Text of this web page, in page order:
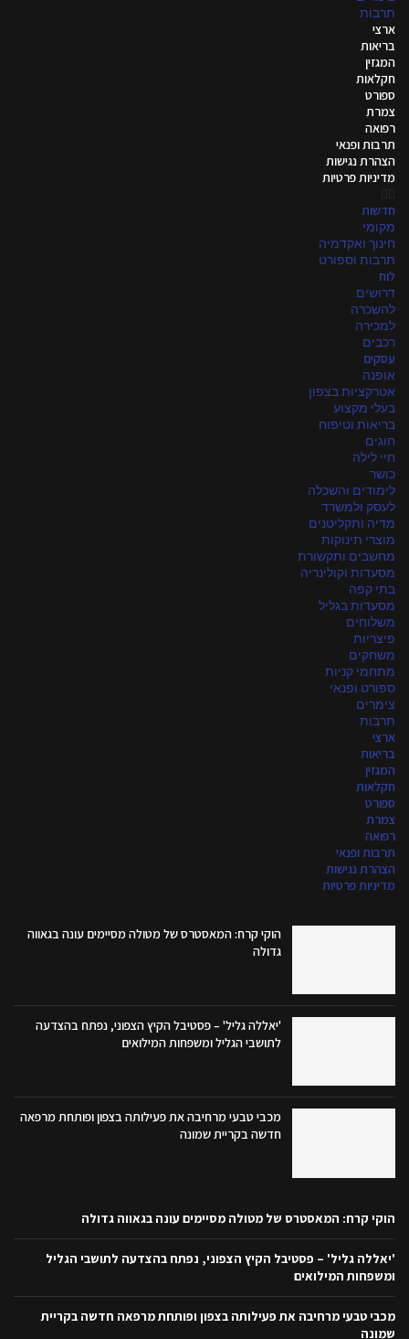
תרבות
ארצי
בריאות
המגזין
חקלאות
ספורט
צמרת
רפואה
תרבות ופנאי
הצהרת נגישות
מדיניות פרטיות
חדשות
מקומי
חינוך ואקדמיה
תרבות וספורט
לוח
דרושים
להשכרה
למכירה
רכבים
עסקים
אופנה
אטרקציות בצפון
בעלי מקצוע
בריאות וטיפוח
חוגים
חיי לילה
כושר
לימודים והשכלה
לעסק ולמשרד
מדיה ותקליטנים
מוצרי תינוקות
מחשבים ותקשורת
מסעדות וקולינריה
בתי קפה
מסעדות בגליל
משלוחים
פיצריות
משחקים
מתחמי קניות
ספורט ופנאי
צימרים
תרבות
ארצי
בריאות
המגזין
חקלאות
ספורט
צמרת
רפואה
תרבות ופנאי
הצהרת נגישות
מדיניות פרטיות
הוקי קרח: המאסטרס של מטולה מסיימים עונה בגאווה
גדולה
'יאללה גליל' – פסטיבל הקיץ הצפוני, נפתח בהצדעה
לתושבי הגליל ומשפחות המילואים
מכבי טבעי מרחיבה את פעילותה בצפון ופותחת מרפאה
חדשה בקריית שמונה
הוקי קרח: המאסטרס של מטולה מסיימים עונה בגאווה גדולה
'יאללה גליל' – פסטיבל הקיץ הצפוני, נפתח בהצדעה לתושבי הגליל
ומשפחות המילואים
מכבי טבעי מרחיבה את פעילותה בצפון ופותחת מרפאה חדשה בקריית
שמונה